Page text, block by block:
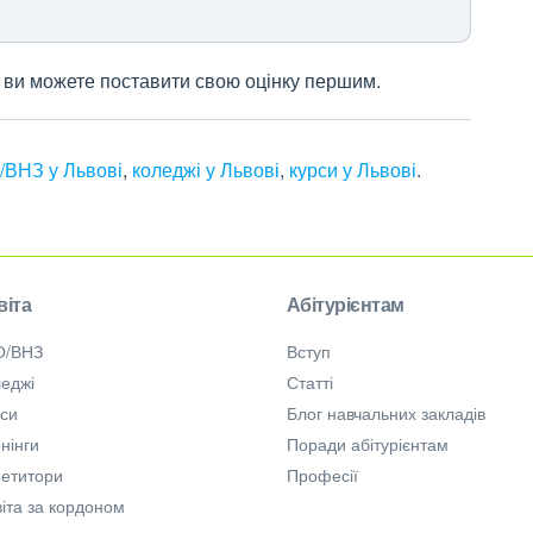
ви можете поставити свою оцінку першим.
у Львові, коледжі у Львові, курси у Львові.
ВНЗ
за кордоном
Абітурієнтам
Вступ
Статті
Блог навчальних закладів
Поради абітурієнтам
Професії